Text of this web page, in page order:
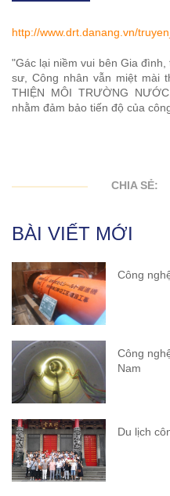
http://www.drt.danang.vn/
"Gác lại niềm vui bên Gia
sư, Công nhân vẫn miệt mài
THIỆN MÔI TRƯỜNG
nhằm đảm bảo tiến độ của
CHIA SẺ:
BÀI VIẾT MỚI
Công
Công
Nam
Du lịch